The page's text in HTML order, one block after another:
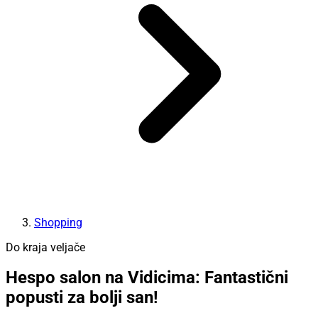
Shopping
Do kraja veljače
Hespo salon na Vidicima: Fantastični
popusti za bolji san!